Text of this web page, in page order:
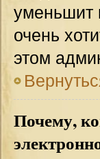
уменьшит
очень
этом
Почему,